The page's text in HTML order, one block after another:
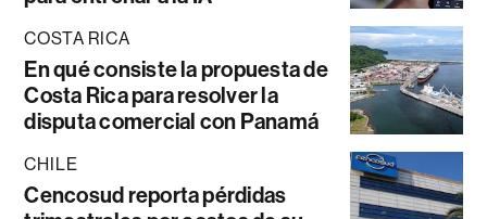
COSTA RICA
En qué consiste la propuesta de
Costa Rica para resolver la
disputa comercial con Panamá
CHILE
Cencosud reporta pérdidas